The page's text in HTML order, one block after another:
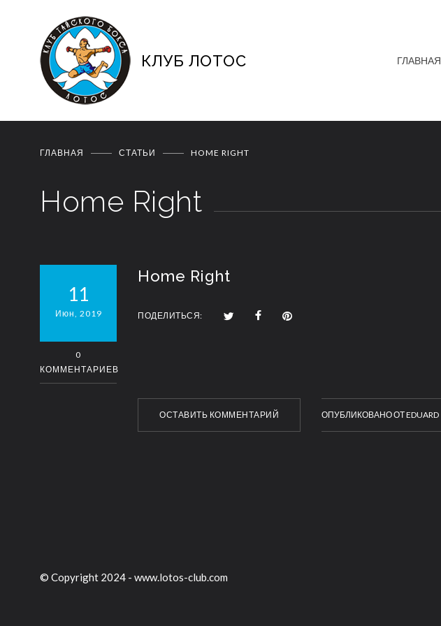
КЛУБ ЛОТОС ГЛАВНАЯ
ГЛАВНАЯ СТАТЬИ HOME RIGHT
Home Right
11
Июн, 2019
0
КОММЕНТАРИЕВ
Home Right
ПОДЕЛИТЬСЯ:
ОСТАВИТЬ КОММЕНТАРИЙ ОПУБЛИКОВАНО ОТEDUARD
© Copyright 2024 - www.lotos-club.com